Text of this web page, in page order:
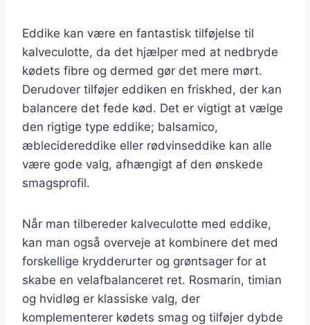
Eddike kan være en fantastisk tilføjelse til
kalveculotte, da det hjælper med at nedbryde
kødets fibre og dermed gør det mere mørt.
Derudover tilføjer eddiken en friskhed, der kan
balancere det fede kød. Det er vigtigt at vælge
den rigtige type eddike; balsamico,
æblecidereddike eller rødvinseddike kan alle
være gode valg, afhængigt af den ønskede
smagsprofil.
Når man tilbereder kalveculotte med eddike,
kan man også overveje at kombinere det med
forskellige krydderurter og grøntsager for at
skabe en velafbalanceret ret. Rosmarin, timian
og hvidløg er klassiske valg, der
komplementerer kødets smag og tilføjer dybde